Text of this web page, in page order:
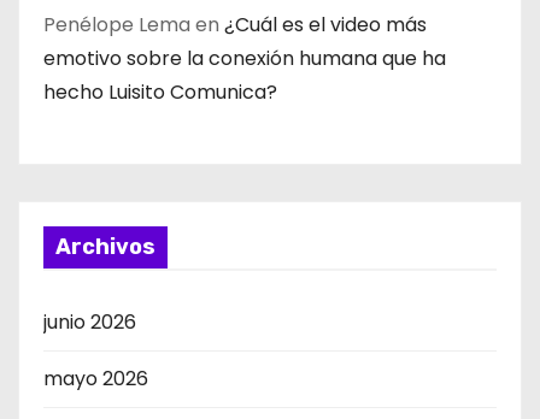
Penélope Lema en ¿Cuál es el video más
emotivo sobre la conexión humana que ha
hecho Luisito Comunica?
Archivos
junio 2026
mayo 2026